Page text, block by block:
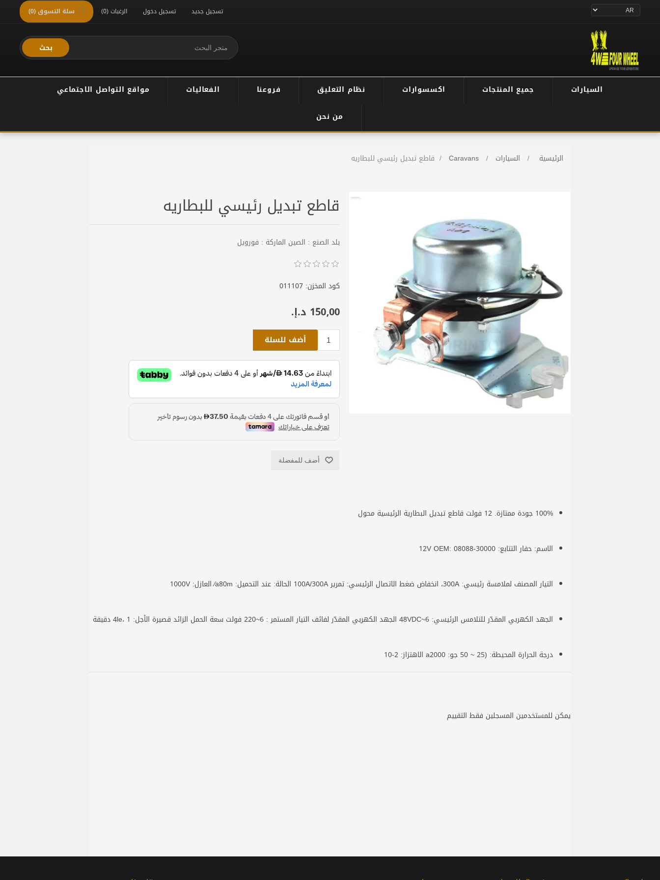
تسجيل جديد تسجيل دخول الرغبات(0) سلة التسوق(0)
بحث
السيارات جميع المنتجات اكسسوارات نظام التعليق فروعنا الفعاليات مواقع التواصل الاجتماعي
من نحن
الرئيسية / السيارات /
Caravans
/ قاطع تبديل رئيسي للبطاريه
قاطع تبديل رئيسي للبطاريه
بلد الصنع : الصين الماركة : فورويل
كود المخزن: 011107
150٫00 د.إ.‏
أضف للسلة
أضف للمفضلة
100% جودة ممتازة. 12 فولت قاطع تبديل البطارية الرئيسية محول
الاسم: حفار التتابع: 12V OEM: 08088-30000
التيار المصنف لملامسة رئيسي: 300A، انخفاض ضغط الاتصال الرئيسي: تمرير 100A/300A الحالة: عند التحميل: a80m⁄ العازل: 1000V
الجهد الكهربي المقدّر للتلامس الرئيسي: 6~48VDC الجهد الكهربي المقدّر لفائف التيار المستمر : 6~220 فولت سعة الحمل الزائد قصيرة الأجل: 4le، 1 دقيقة
درجة الحرارة المحيطة: (25 ~ 50 جو: a2000 الاهتزاز: 2-10
يمكن للمستخدمين المسجلين فقط التقييم